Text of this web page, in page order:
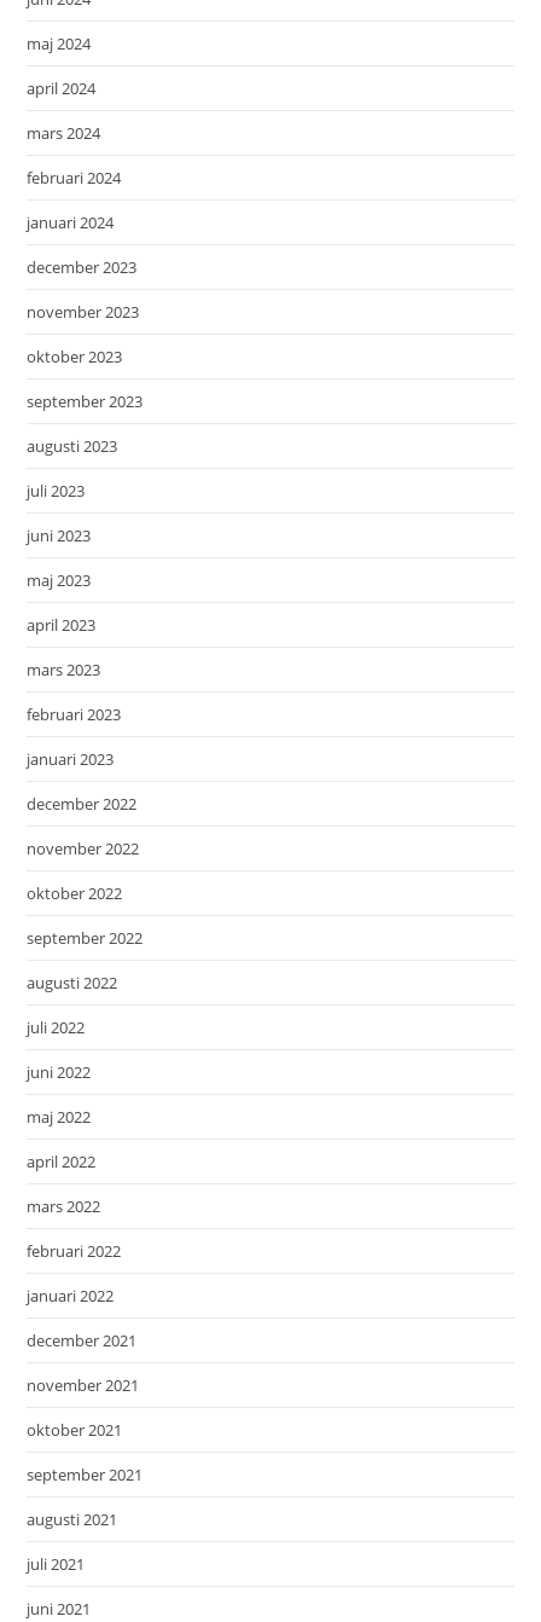
maj 2024
april 2024
mars 2024
februari 2024
januari 2024
december 2023
november 2023
oktober 2023
september 2023
augusti 2023
juli 2023
juni 2023
maj 2023
april 2023
mars 2023
februari 2023
januari 2023
december 2022
november 2022
oktober 2022
september 2022
augusti 2022
juli 2022
juni 2022
maj 2022
april 2022
mars 2022
februari 2022
januari 2022
december 2021
november 2021
oktober 2021
september 2021
augusti 2021
juli 2021
juni 2021